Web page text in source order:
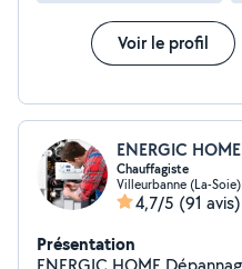
Voir le profil
ENERGIC HOME
Chauffagiste
Villeurbanne (La-Soie)
4,7/5 (91 avis)
Présentation